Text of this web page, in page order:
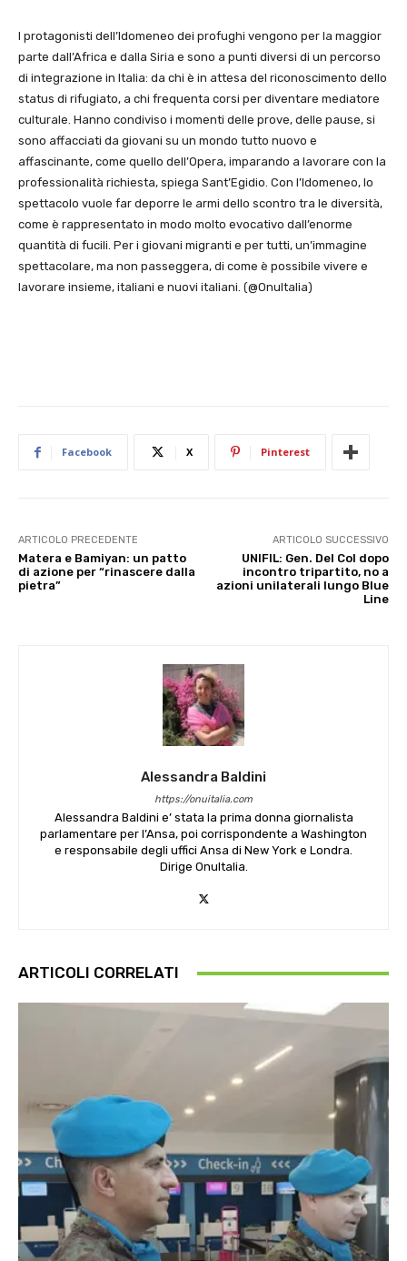
I protagonisti dell’Idomeneo dei profughi vengono per la maggior
parte dall’Africa e dalla Siria e sono a punti diversi di un percorso
di integrazione in Italia: da chi è in attesa del riconoscimento dello
status di rifugiato, a chi frequenta corsi per diventare mediatore
culturale. Hanno condiviso i momenti delle prove, delle pause, si
sono affacciati da giovani su un mondo tutto nuovo e
affascinante, come quello dell’Opera, imparando a lavorare con la
professionalità richiesta, spiega Sant’Egidio. Con l’Idomeneo, lo
spettacolo vuole far deporre le armi dello scontro tra le diversità,
come è rappresentato in modo molto evocativo dall’enorme
quantità di fucili. Per i giovani migranti e per tutti, un’immagine
spettacolare, ma non passeggera, di come è possibile vivere e
lavorare insieme, italiani e nuovi italiani. (@OnuItalia)
Facebook X Pinterest
ARTICOLO PRECEDENTE
Matera e Bamiyan: un patto
di azione per “rinascere dalla
pietra”
ARTICOLO SUCCESSIVO
UNIFIL: Gen. Del Col dopo
incontro tripartito, no a
azioni unilaterali lungo Blue
Line
Alessandra Baldini
https://onuitalia.com
Alessandra Baldini e’ stata la prima donna giornalista
parlamentare per l’Ansa, poi corrispondente a Washington
e responsabile degli uffici Ansa di New York e Londra.
Dirige OnuItalia.
ARTICOLI CORRELATI